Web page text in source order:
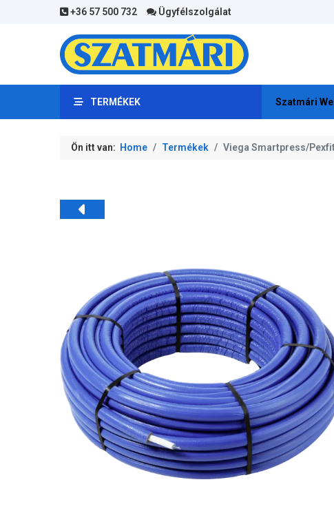
+36 57 500 732 Ügyfélszolgálat
TERMÉKEK Szatmári
Ön itt van: Home Termékek Viega Smartpress/